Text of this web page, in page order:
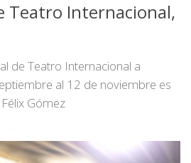
Teatro Internacional,
de Teatro Internacional a
al 12 de noviembre es
Gómez